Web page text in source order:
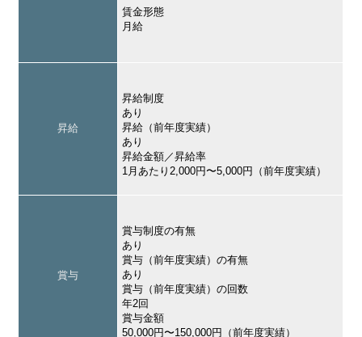
賃金形態
月給
昇給
昇給制度
あり
昇給（前年度実績）
あり
昇給金額／昇給率
1月あたり2,000円〜5,000円（前年度実績）
賞与
賞与制度の有無
あり
賞与（前年度実績）の有無
あり
賞与（前年度実績）の回数
年2回
賞与金額
50,000円〜150,000円（前年度実績）